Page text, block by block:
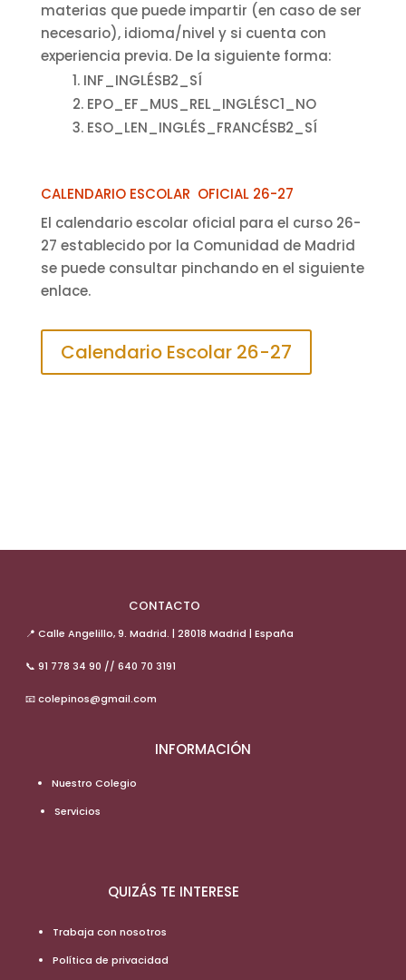
materias que puede impartir (en caso de ser
necesario), idioma/nivel y si cuenta con
experiencia previa. De la siguiente forma:
INF_INGLÉSB2_SÍ
EPO_EF_MUS_REL_INGLÉSC1_NO
ESO_LEN_INGLÉS_FRANCÉSB2_SÍ
CALENDARIO ESCOLAR OFICIAL 26-27
El calendario escolar oficial para el curso 26-
27 establecido por la Comunidad de Madrid
se puede consultar pinchando en el siguiente
enlace.
Calendario Escolar 26-27
CONTACTO
📍 Calle Angelillo, 9. Madrid. | 28018 Madrid | España
📞 91 778 34 90 // 640 70 3191
📧 colepinos@gmail.com
INFORMACIÓN
Nuestro Colegio
Servicios
QUIZÁS TE INTERESE
Trabaja con nosotros
Política de privacidad